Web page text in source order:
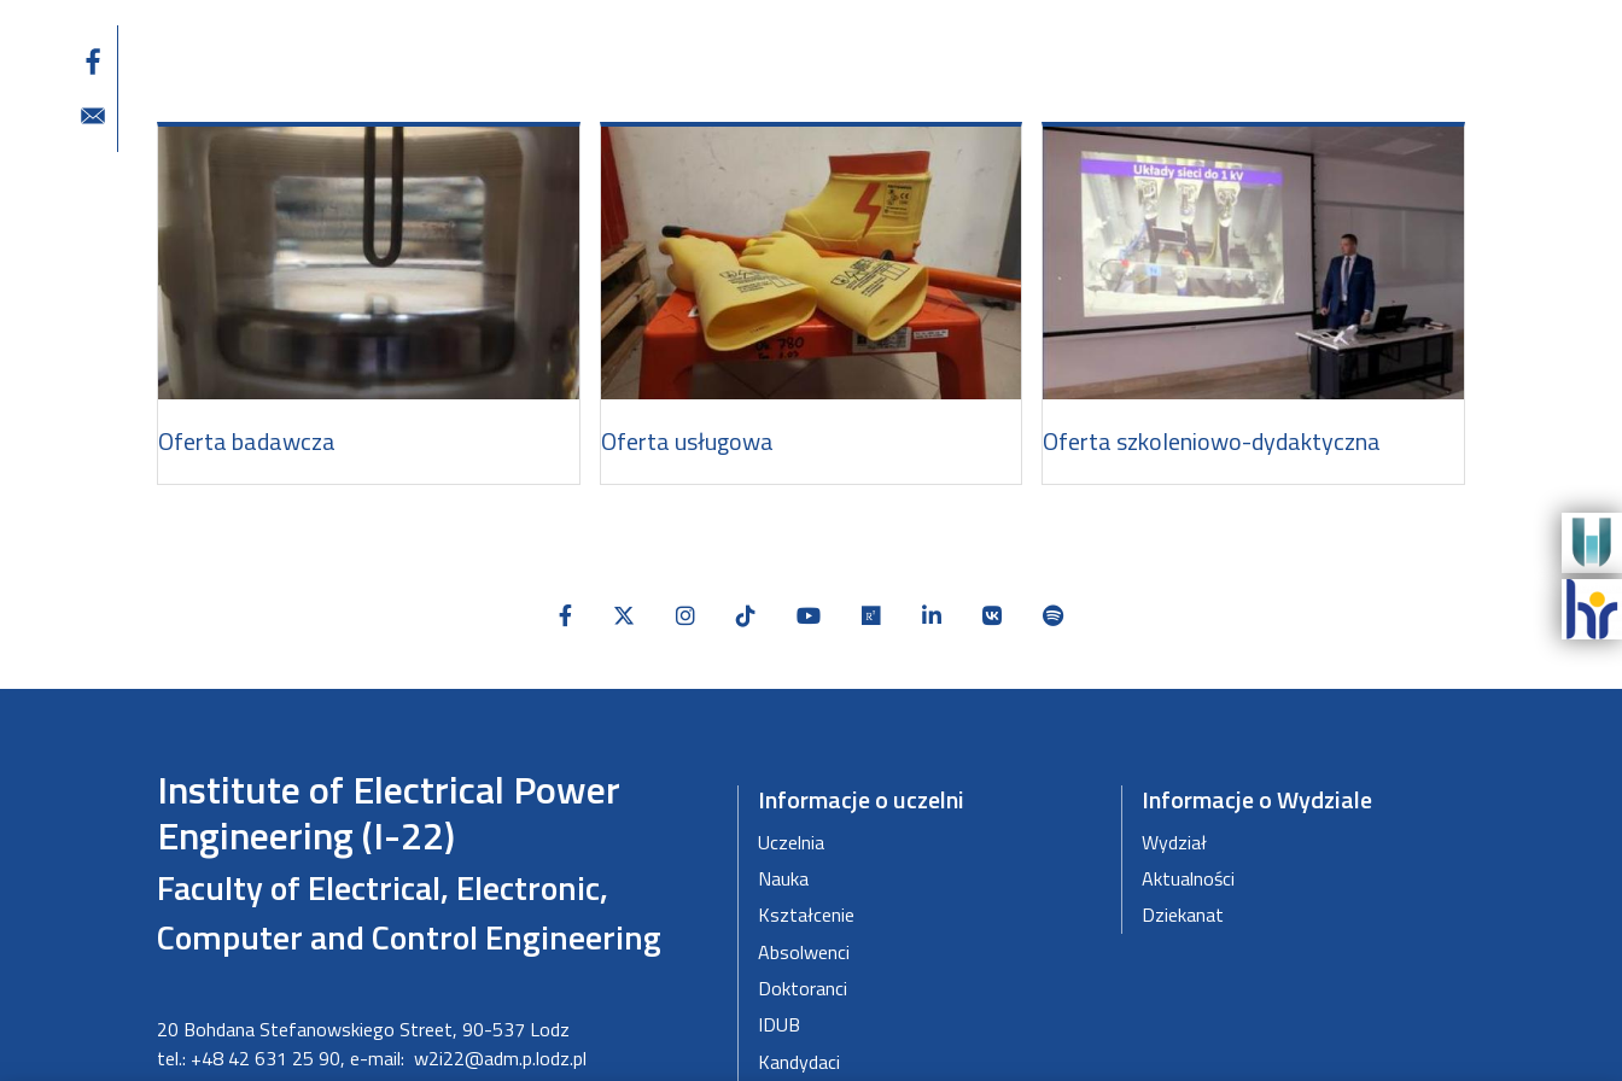
Oferta badawcza Oferta usługowa Oferta szkoleniowo-dydaktyczna
Institute of Electrical Power
Engineering (I-22)
Faculty of Electrical, Electronic,
Computer and Control Engineering
20 Bohdana Stefanowskiego Street, 90-537 Lodz
tel.: +48 42 631 25 90, e-mail: w2i22@adm.p.lodz.pl
Informacje o uczelni
Uczelnia
Nauka
Kształcenie
Absolwenci
Doktoranci
IDUB
Kandydaci
Informacje o Wydziale
Wydział
Aktualności
Dziekanat